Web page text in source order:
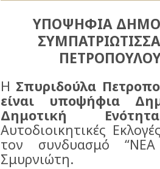
ΥΠΟΨΗΦΙΑ
Η Σπυριδούλα
είναι υποψήφια
Δημοτική
Αυτοδιοικητικές
τον συνδυασμό
Σμυρνιώτη.